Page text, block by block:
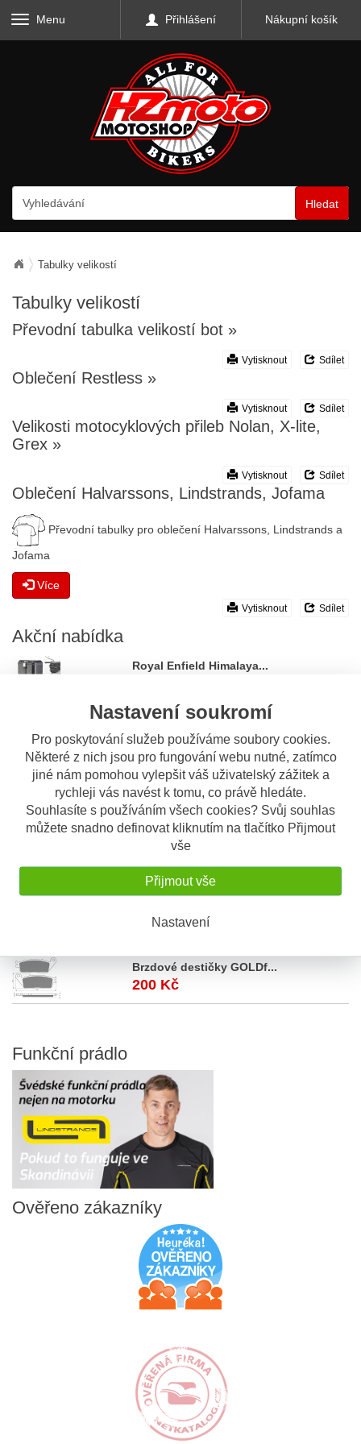
Nastavení soukromí
Pro poskytování služeb používáme soubory cookies.
Některé z nich jsou pro fungování webu nutné, zatímco
jiné nám pomohou vylepšit váš uživatelský zážitek a
rychleji vás navést k tomu, co právě hledáte.
Souhlasíte s používáním všech cookies? Svůj souhlas
můžete snadno definovat kliknutím na tlačítko Přijmout
vše
Přijmout vše
Nastavení
Menu Přihlášení Nákupní košík
Hledat
Tabulky velikostí
Tabulky velikostí
Převodní tabulka velikostí bot »
Sdílet
Vytisknout
Oblečení Restless »
Sdílet
Vytisknout
Velikosti motocyklových přileb Nolan, X-lite,
Grex »
Sdílet
Vytisknout
Oblečení Halvarssons, Lindstrands, Jofama
Převodní tabulky pro oblečení Halvarssons, Lindstrands a
Jofama
Více
Sdílet
Vytisknout
Akční nabídka
Royal Enfield Himalaya...
199 Kč
Brzdové destičky GOLDf...
200 Kč
Brzdové destičky GOLDf...
200 Kč
Brzdové destičky GOLDf...
200 Kč
Funkční prádlo
Ověřeno zákazníky